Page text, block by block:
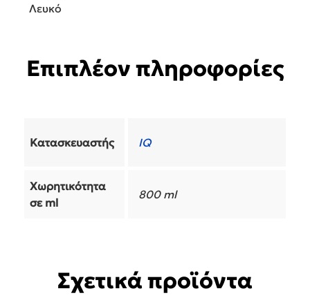
Λευκό
Επιπλέον πληροφορίες
Κατασκευαστής IQ
Χωρητικότητα
σε ml
800 ml
Σχετικά προϊόντα